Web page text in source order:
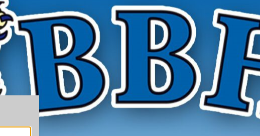
Bayerischer Hygieneinspektoren e. V.